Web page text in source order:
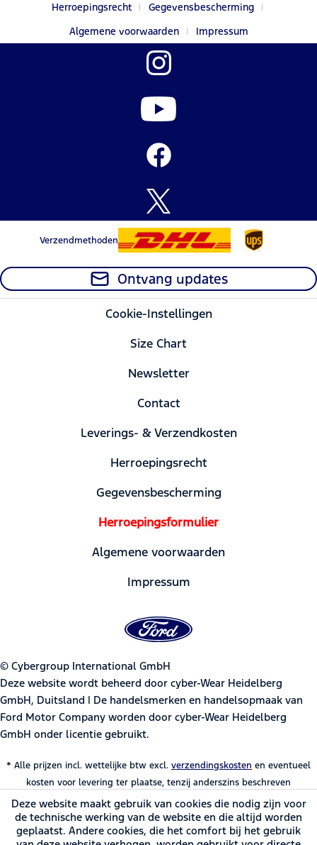
Herroepingsrecht
Gegevensbescherming
Algemene voorwaarden
Impressum
Verzendmethoden
Ontvang updates
Cookie-Instellingen
Size Chart
Newsletter
Contact
Leverings- & Verzendkosten
Herroepingsrecht
Gegevensbescherming
Herroepingsformulier
Algemene voorwaarden
Impressum
© Cybergroup International GmbH
Deze website wordt beheerd door cyber-Wear Heidelberg
GmbH, Duitsland | De handelsmerken en handelsopmaak van
Ford Motor Company worden door cyber-Wear Heidelberg
GmbH onder licentie gebruikt.
* Alle prijzen incl. wettelijke btw excl. verzendingskosten en eventueel
kosten voor levering ter plaatse, tenzij anderszins beschreven
Deze website maakt gebruik van cookies die nodig zijn voor
de technische werking van de website en die altijd worden
geplaatst. Andere cookies, die het comfort bij het gebruik